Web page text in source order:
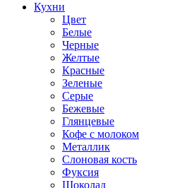
Кухни
Цвет
Белые
Черные
Желтые
Красные
Зеленые
Серые
Бежевые
Глянцевые
Кофе с молоком
Металлик
Слоновая кость
Фуксия
Шоколад